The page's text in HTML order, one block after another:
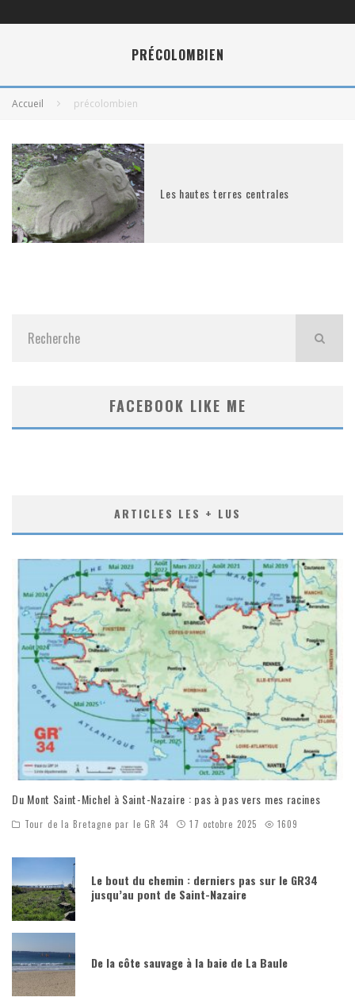
PRÉCOLOMBIEN
Accueil précolombien
Les hautes terres centrales
FACEBOOK LIKE ME
ARTICLES LES + LUS
Du Mont Saint-Michel à Saint-Nazaire : pas à pas vers mes racines
Tour de la Bretagne par le GR 34 17 octobre 2025 1609
Le bout du chemin : derniers pas sur le GR34
jusqu’au pont de Saint-Nazaire
De la côte sauvage à la baie de La Baule